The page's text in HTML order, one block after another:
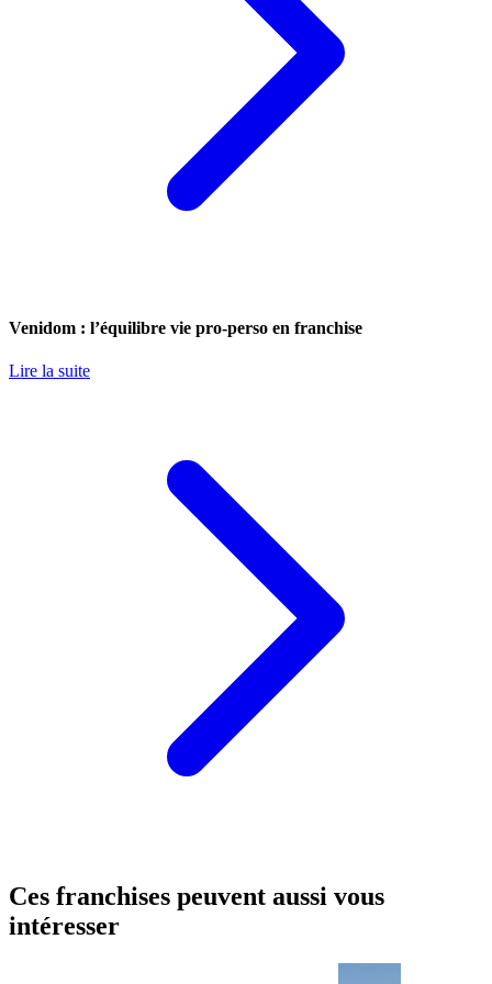
Venidom : l’équilibre vie pro-perso en franchise
Lire la suite
Ces franchises peuvent aussi vous
intéresser